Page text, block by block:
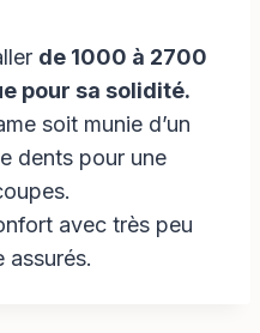
de 1000 à 2700
pour sa solidité.
soit munie d’un
dents pour une
avec très peu
assurés.